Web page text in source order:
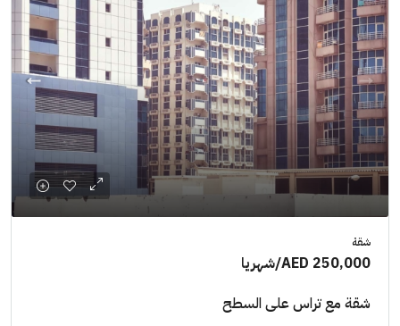
شقة
AED 250,000/شهريا
شقة مع تراس على السطح